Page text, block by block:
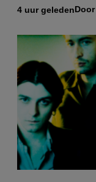
4 uur geledenDoor